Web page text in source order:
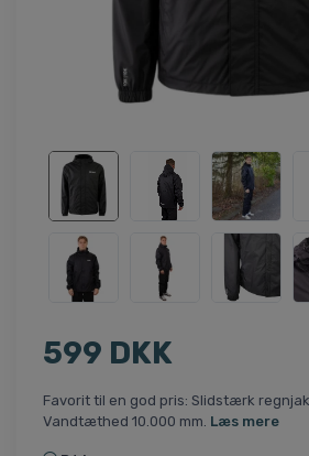
599 DKK
Favorit til en god pris: Slidstærk
Vandtæthed 10.000 mm. Læs mere